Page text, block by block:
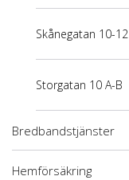
Skånegatan 10-12
Storgatan 10 A-B
Bredbandstjänster
Hemförsäkring